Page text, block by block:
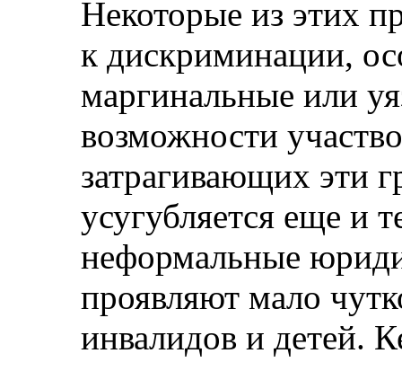
Некоторые из этих
к дискриминации,
маргинальные или
возможности
затрагивающих эти
усугубляется еще и
неформальные
проявляют мало
инвалидов и детей.